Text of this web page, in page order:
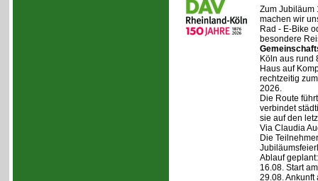
Zum Jubiläum
machen wir
Rad - E-Bike
besondere
Köln aus rund
Haus auf
rechtzeitig
2026.
Die Route
verbindet
sie auf den
Via Claudia
Die
Ablauf geplant:
16.08. Start
29.08. Ankunft